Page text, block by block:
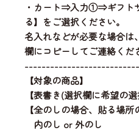
・カート⇒入力①⇒ギフト
る】をご選択ください。
名入れなどが必要な場合
欄にコピーしてご連絡くだ
【対象の商品】
【表書き(選択欄に希望の
【全のしの場合、貼る場所
内のし or 外のし